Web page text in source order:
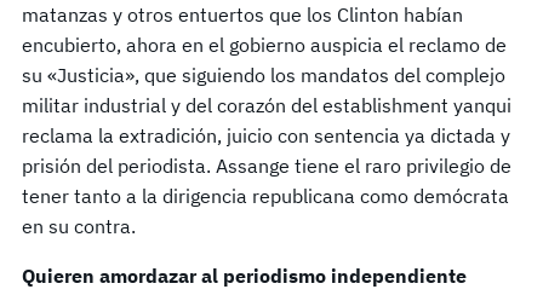
matanzas y otros entuertos que los Clinton habían
encubierto, ahora en el gobierno auspicia el reclamo de
su «Justicia», que siguiendo los mandatos del complejo
militar industrial y del corazón del establishment yanqui
reclama la extradición, juicio con sentencia ya dictada y
prisión del periodista. Assange tiene el raro privilegio de
tener tanto a la dirigencia republicana como demócrata
en su contra.
Quieren amordazar al periodismo independiente